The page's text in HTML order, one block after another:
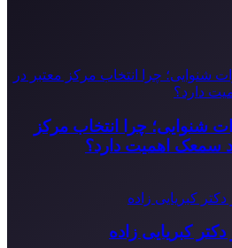
شنوایی؛ چرا انتخاب مرکز
سمعک اهمیت دارد؟
کبریایی زاده